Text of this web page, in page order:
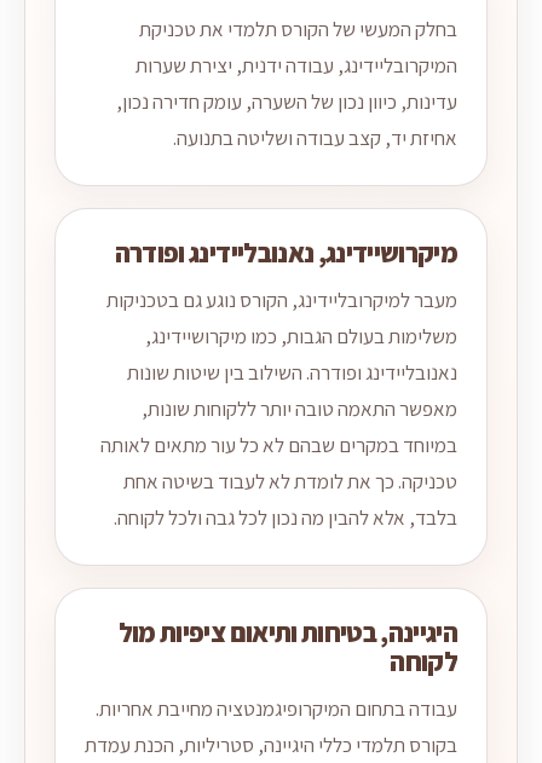
בחלק המעשי של הקורס תלמדי את טכניקת
המיקרובליידינג, עבודה ידנית, יצירת שערות
עדינות, כיוון נכון של השערה, עומק חדירה נכון,
אחיזת יד, קצב עבודה ושליטה בתנועה.
מיקרושיידינג, נאנובליידינג ופודרה
מעבר למיקרובליידינג, הקורס נוגע גם בטכניקות
משלימות בעולם הגבות, כמו מיקרושיידינג,
נאנובליידינג ופודרה. השילוב בין שיטות שונות
מאפשר התאמה טובה יותר ללקוחות שונות,
במיוחד במקרים שבהם לא כל עור מתאים לאותה
טכניקה. כך את לומדת לא לעבוד בשיטה אחת
בלבד, אלא להבין מה נכון לכל גבה ולכל לקוחה.
היגיינה, בטיחות ותיאום ציפיות מול
לקוחה
עבודה בתחום המיקרופיגמנטציה מחייבת אחריות.
בקורס תלמדי כללי היגיינה, סטריליות, הכנת עמדת